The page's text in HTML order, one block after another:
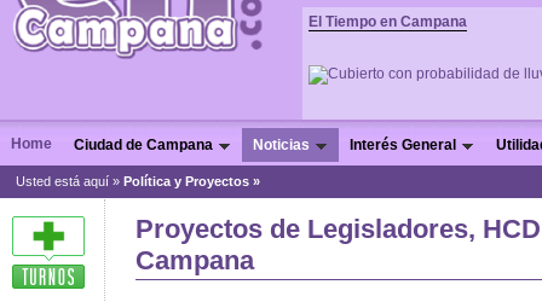
El Tiempo en Campana
Home Ciudad de Campana Noticias Interés General
Usted está aquí » Política y Proyectos »
Proyectos de Legisladores,
Campana